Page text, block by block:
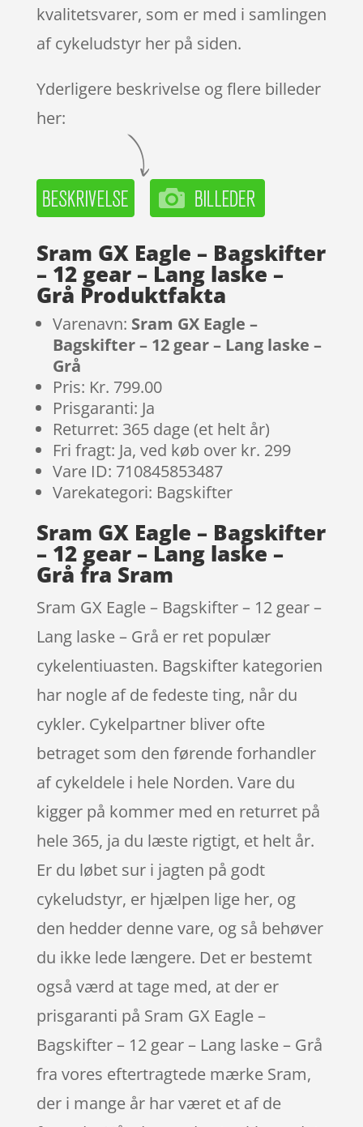
kvalitetsvarer, som er med i samlingen
af cykeludstyr her på siden.
Yderligere beskrivelse og flere billeder
her:
Sram GX Eagle – Bagskifter
– 12 gear – Lang laske –
Grå Produktfakta
Varenavn: Sram GX Eagle –
Bagskifter – 12 gear – Lang laske –
Grå
Pris: Kr. 799.00
Prisgaranti: Ja
Returret: 365 dage (et helt år)
Fri fragt: Ja, ved køb over kr. 299
Vare ID: 710845853487
Varekategori: Bagskifter
Sram GX Eagle – Bagskifter
– 12 gear – Lang laske –
Grå fra Sram
Sram GX Eagle – Bagskifter – 12 gear –
Lang laske – Grå er ret populær
cykelentiuasten. Bagskifter kategorien
har nogle af de fedeste ting, når du
cykler. Cykelpartner bliver ofte
betraget som den førende forhandler
af cykeldele i hele Norden. Vare du
kigger på kommer med en returret på
hele 365, ja du læste rigtigt, et helt år.
Er du løbet sur i jagten på godt
cykeludstyr, er hjælpen lige her, og
den hedder denne vare, og så behøver
du ikke lede længere. Det er bestemt
også værd at tage med, at der er
prisgaranti på Sram GX Eagle –
Bagskifter – 12 gear – Lang laske – Grå
fra vores eftertragtede mærke Sram,
der i mange år har været et af de